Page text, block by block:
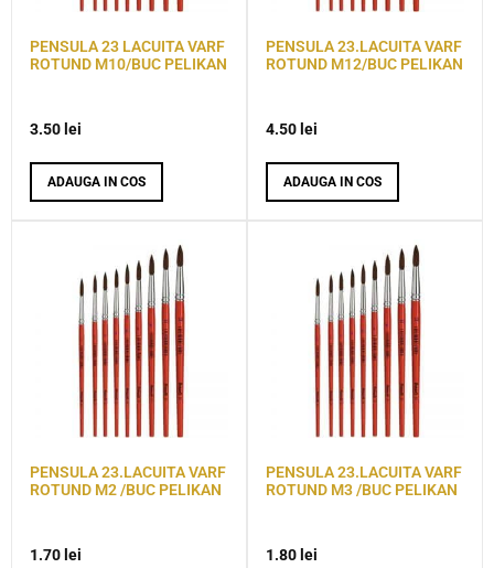
PENSULA 23 LACUITA VARF
ROTUND M10/BUC PELIKAN
3.50 lei
ADAUGA IN COS
PENSULA 23.LACUITA VARF
ROTUND M12/BUC PELIKAN
4.50 lei
ADAUGA IN COS
PENSULA 23.LACUITA VARF
ROTUND M2 /BUC PELIKAN
1.70 lei
PENSULA 23.LACUITA VARF
ROTUND M3 /BUC PELIKAN
1.80 lei